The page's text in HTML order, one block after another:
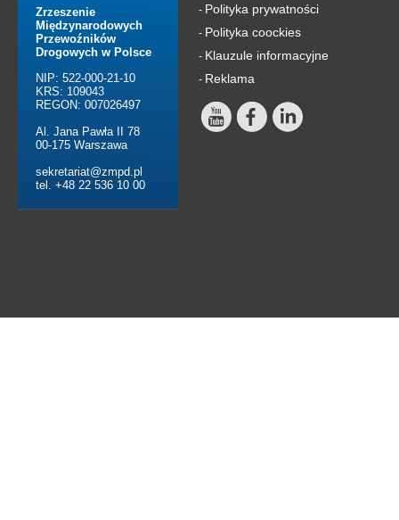
Zrzeszenie
Międzynarodowych
Przewoźników
Drogowych w Polsce
NIP: 522-000-21-10
KRS: 109043
REGON: 007026497
Al. Jana Pawła II 78
00-175 Warszawa
sekretariat@zmpd.pl
tel. +48 22 536 10 00
- Polityka prywatności
- Polityka coockies
- Klauzule informacyjne
- Reklama